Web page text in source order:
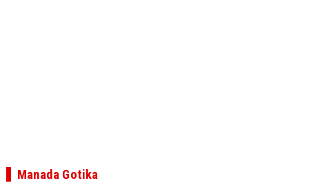
Manada Gotika